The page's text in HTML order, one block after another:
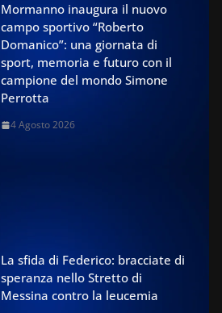
Mormanno inaugura il nuovo
campo sportivo “Roberto
Domanico”: una giornata di
sport, memoria e futuro con il
campione del mondo Simone
Perrotta
4 Agosto 2026
La sfida di Federico: bracciate di
speranza nello Stretto di
Messina contro la leucemia